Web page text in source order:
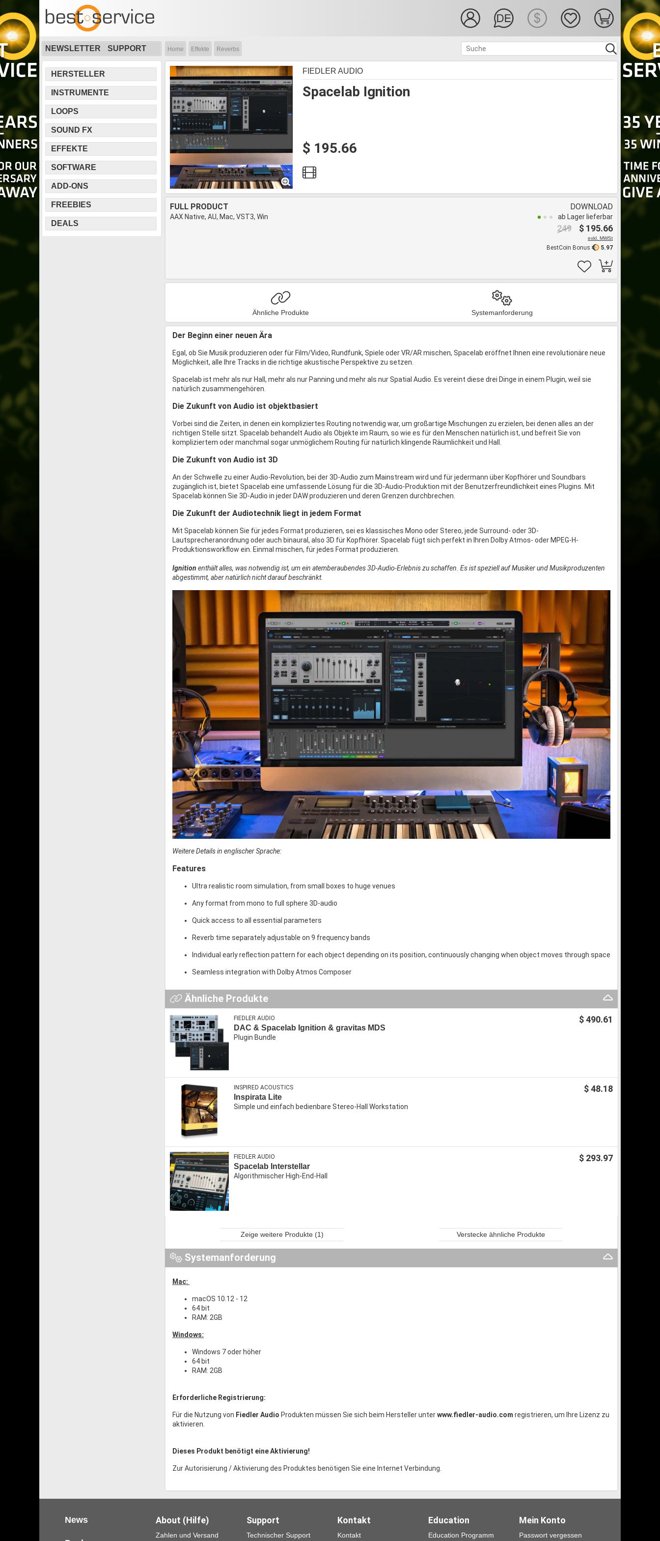
NEWSLETTER SUPPORT Home Effekte Reverbs
HERSTELLER
INSTRUMENTE
LOOPS
SOUND FX
EFFEKTE
SOFTWARE
ADD-ONS
FREEBIES
DEALS
Spacelab Ignition
FIEDLER AUDIO
$ 195.66
FULL PRODUCT
AAX Native, AU, Mac, VST3, Win
DOWNLOAD
ab Lager lieferbar
$ 195.66
249
exkl. MWSt
5.97
BestCoin Bonus
Ähnliche Produkte Systemanforderung
Der Beginn einer neuen Ära
Egal, ob Sie Musik produzieren oder für Film/Video, Rundfunk, Spiele oder VR/AR mischen, Spacelab eröffnet Ihnen eine revolutionäre neue
Möglichkeit, alle Ihre Tracks in die richtige akustische Perspektive zu setzen.
Spacelab ist mehr als nur Hall, mehr als nur Panning und mehr als nur Spatial Audio. Es vereint diese drei Dinge in einem Plugin, weil sie
natürlich zusammengehören.
Die Zukunft von Audio ist objektbasiert
Vorbei sind die Zeiten, in denen ein kompliziertes Routing notwendig war, um großartige Mischungen zu erzielen, bei denen alles an der
richtigen Stelle sitzt. Spacelab behandelt Audio als Objekte im Raum, so wie es für den Menschen natürlich ist, und befreit Sie von
kompliziertem oder manchmal sogar unmöglichem Routing für natürlich klingende Räumlichkeit und Hall.
Die Zukunft von Audio ist 3D
An der Schwelle zu einer Audio-Revolution, bei der 3D-Audio zum Mainstream wird und für jedermann über Kopfhörer und Soundbars
zugänglich ist, bietet Spacelab eine umfassende Lösung für die 3D-Audio-Produktion mit der Benutzerfreundlichkeit eines Plugins. Mit
Spacelab können Sie 3D-Audio in jeder DAW produzieren und deren Grenzen durchbrechen.
Die Zukunft der Audiotechnik liegt in jedem Format
Mit Spacelab können Sie für jedes Format produzieren, sei es klassisches Mono oder Stereo, jede Surround- oder 3D-
Lautsprecheranordnung oder auch binaural, also 3D für Kopfhörer. Spacelab fügt sich perfekt in Ihren Dolby Atmos- oder MPEG-H-
Produktionsworkflow ein. Einmal mischen, für jedes Format produzieren.
Ignition enthält alles, was notwendig ist, um ein atemberaubendes 3D-Audio-Erlebnis zu schaffen. Es ist speziell auf Musiker und Musikproduzenten
abgestimmt, aber natürlich nicht darauf beschränkt.
Weitere Details in englischer Sprache:
Features
Ultra realistic room simulation, from small boxes to huge venues
Any format from mono to full sphere 3D-audio
Quick access to all essential parameters
Reverb time separately adjustable on 9 frequency bands
Individual early reflection pattern for each object depending on its position, continuously changing when object moves through space
Seamless integration with Dolby Atmos Composer
Ähnliche Produkte
$ 490.61
FIEDLER AUDIO
DAC & Spacelab Ignition & gravitas MDS
Plugin Bundle
$ 48.18
INSPIRED ACOUSTICS
Inspirata Lite
Simple und einfach bedienbare Stereo-Hall Workstation
$ 293.97
FIEDLER AUDIO
Spacelab Interstellar
Algorithmischer High-End-Hall
Zeige weitere Produkte (1) Verstecke ähnliche Produkte
Systemanforderung
Mac:
macOS 10.12 - 12
64 bit
RAM: 2GB
Windows:
Windows 7 oder höher
64 bit
RAM: 2GB
Erforderliche Registrierung:
Für die Nutzung von Fiedler Audio Produkten müssen Sie sich beim Hersteller unterwww.fiedler-audio.com registrieren, um Ihre Lizenz zu
aktivieren.
Dieses Produkt benötigt eine Aktivierung!
Zur Autorisierung / Aktivierung des Produktes benötigen Sie eine Internet Verbindung.
News About (Hilfe)
Zahlen und Versand
Support
Technischer Support
Kontakt
Kontakt
Education
Education Programm
Mein Konto
Passwort vergessen